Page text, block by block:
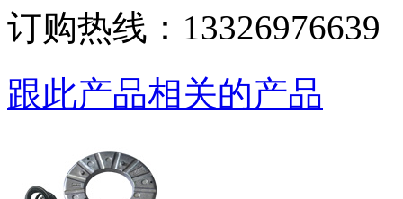
订购热线： 13326976639
跟此产品相关的产品